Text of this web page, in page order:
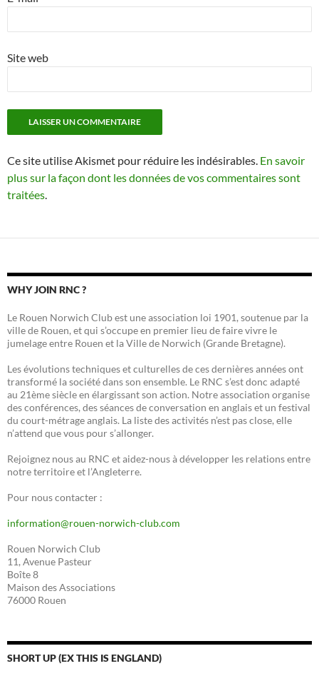
Site web
Ce site utilise Akismet pour réduire les indésirables. En savoir
plus sur la façon dont les données de vos commentaires sont
traitées.
WHY JOIN RNC ?
Le Rouen Norwich Club est une association loi 1901, soutenue par la
ville de Rouen, et qui s’occupe en premier lieu de faire vivre le
jumelage entre Rouen et la Ville de Norwich (Grande Bretagne).
Les évolutions techniques et culturelles de ces dernières années ont
transformé la société dans son ensemble. Le RNC s’est donc adapté
au 21ème siècle en élargissant son action. Notre association organise
des conférences, des séances de conversation en anglais et un festival
du court-métrage anglais. La liste des activités n’est pas close, elle
n’attend que vous pour s’allonger.
Rejoignez nous au RNC et aidez-nous à développer les relations entre
notre territoire et l’Angleterre.
Pour nous contacter :
information@rouen-norwich-club.com
Rouen Norwich Club
11, Avenue Pasteur
Boîte 8
Maison des Associations
76000 Rouen
SHORT UP (EX THIS IS ENGLAND)